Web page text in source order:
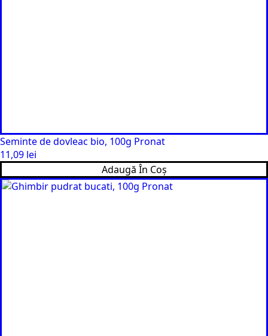
Seminte de dovleac bio, 100g Pronat
11,09 lei
Adaugă În Coș